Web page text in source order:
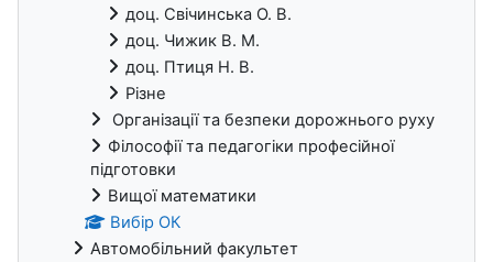
доц. Свічинська О. В.
доц. Чижик В. М.
доц. Птиця Н. В.
Різне
Організації та безпеки дорожнього руху
Філософії та педагогіки професійної
підготовки
Вищої математики
Вибір ОК
Автомобільний факультет